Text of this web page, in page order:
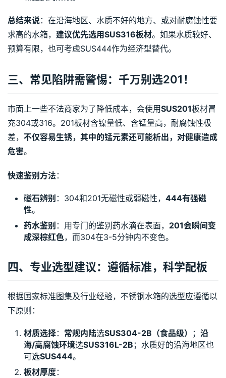
总结来说：在沿海地区、水质不好的地方、或对耐腐蚀性要
求高的水箱， 建议优先选用SUS316板材。如果水质较好、
预算有限，也可考虑SUS444作为经济型替代。
三、常见陷阱需警惕：千万别选201！
市面上一些不法商家为了降低成本，会使用SUS201板材冒
充304或316。201板材含镍量低、含锰量高，耐腐蚀性极
差， 不仅容易生锈，其中的锰元素还可能析出，对健康造成
危害。
快速鉴别方法 ：
磁石辨别 ：304和201无磁性或弱磁性， 444有强磁
性。
药水鉴别 ：用专门的鉴别药水滴在表面， 201会瞬间变
成深棕红色，而304在3-5分钟内不变色。
四、专业选型建议：遵循标准，科学配板
根据国家标准图集及行业经验，不锈钢水箱的选型应遵循以
下原则：
材质选择： 常规内陆选SUS304-2B（食品级） ； 沿
海/高腐蚀环境选SUS316L-2B ；水质好的沿海地区也
可选SUS444。
板材厚度：